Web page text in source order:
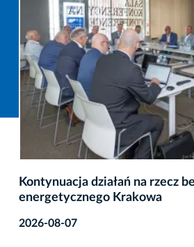
Kontynuacja działań na rzecz
energetycznego Krakowa
2026-08-07